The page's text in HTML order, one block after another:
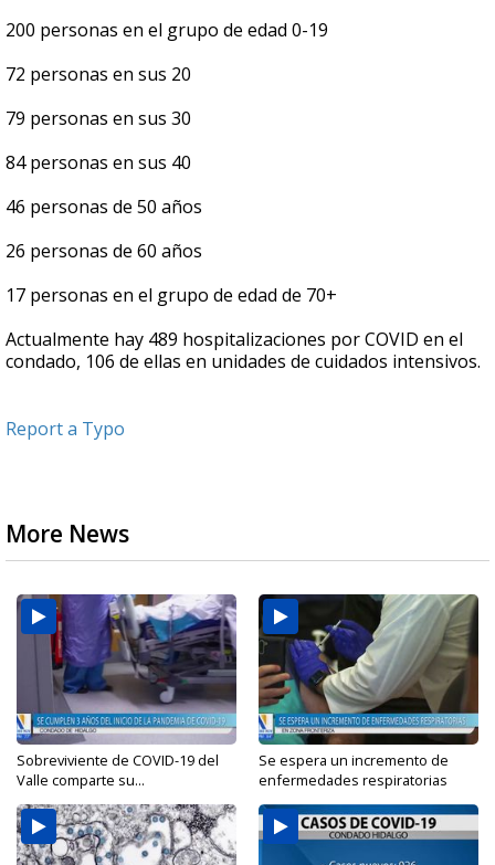
200 personas en el grupo de edad 0-19
72 personas en sus 20
79 personas en sus 30
84 personas en sus 40
46 personas de 50 años
26 personas de 60 años
17 personas en el grupo de edad de 70+
Actualmente hay 489 hospitalizaciones por COVID en el
condado, 106 de ellas en unidades de cuidados intensivos.
Report a Typo
More News
Sobreviviente de COVID-19 del
Valle comparte su...
Se espera un incremento de
enfermedades respiratorias